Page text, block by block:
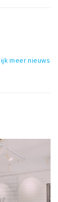
meer nieuws